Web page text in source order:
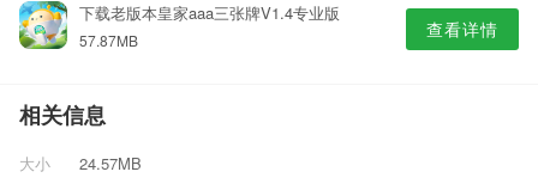
下载老版本皇家aaa三张牌V1.4专业版
57.87MB 查看详情
相关信息
大小
24.57MB